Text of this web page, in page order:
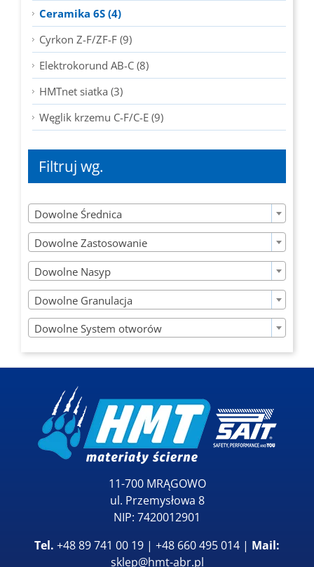
Ceramika 6S (4)
Cyrkon Z-F/ZF-F (9)
Elektrokorund AB-C (8)
HMTnet siatka (3)
Węglik krzemu C-F/C-E (9)
Filtruj wg.
Dowolne Średnica
Dowolne Zastosowanie
Dowolne Nasyp
Dowolne Granulacja
Dowolne System otworów
11-700 MRĄGOWO
ul. Przemysłowa 8
NIP: 7420012901
Tel. +48 89 741 00 19 | +48 660 495 014 | Mail:
sklep@hmt-abr.pl